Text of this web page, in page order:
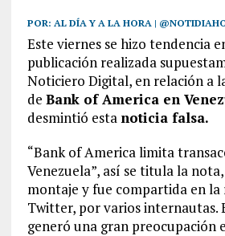
POR: AL DÍA Y A LA HORA |
Este viernes se hizo tendencia
publicación realizada
Noticiero Digital, en relación a
de Bank of America en
desmintió esta noticia falsa.
“Bank of America limita
Venezuela”, así se titula la
montaje y fue compartida en la
Twitter, por varios internautas.
generó una gran preocupación